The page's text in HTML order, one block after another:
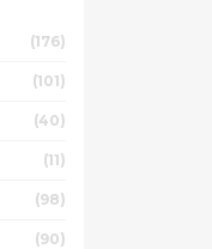
(176)
(101)
(40)
(11)
(98)
(90)